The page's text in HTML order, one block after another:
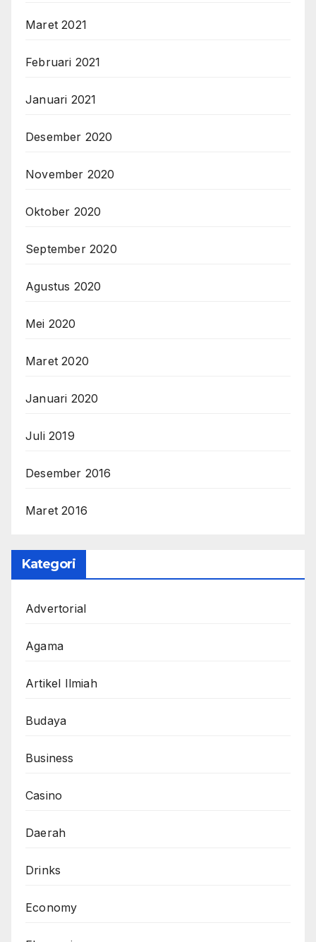
Maret 2021
Februari 2021
Januari 2021
Desember 2020
November 2020
Oktober 2020
September 2020
Agustus 2020
Mei 2020
Maret 2020
Januari 2020
Juli 2019
Desember 2016
Maret 2016
Kategori
Advertorial
Agama
Artikel Ilmiah
Budaya
Business
Casino
Daerah
Drinks
Economy